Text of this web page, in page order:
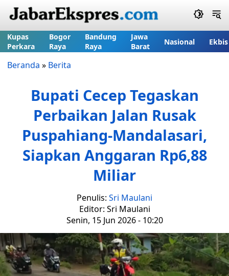
Kupas
Perkara
Bogor
Raya
Bandung
Raya
Jawa
Barat
Nasional Ekbis
Beranda » Berita
Bupati Cecep Tegaskan
Perbaikan Jalan Rusak
Puspahiang-Mandalasari,
Siapkan Anggaran Rp6,88
Miliar
Penulis: Sri Maulani
Editor: Sri Maulani
Senin, 15 Jun 2026 - 10:20